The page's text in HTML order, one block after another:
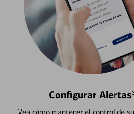
Configurar
Vea cómo mantener el control de